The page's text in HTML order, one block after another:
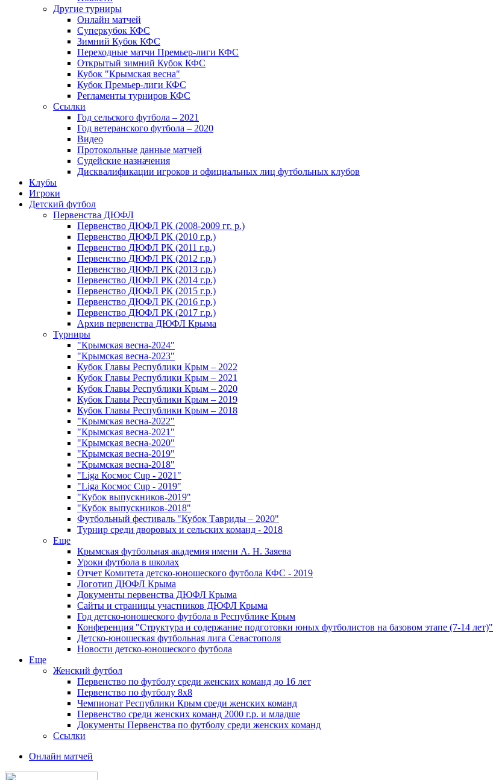
Другие турниры
Онлайн матчей
Суперкубок КФС
Зимний Кубок КФС
Переходные матчи Премьер-лиги КФС
Открытый зимний Кубок КФС
Кубок "Крымская весна"
Кубок Премьер-лиги КФС
Регламенты турниров КФС
Ссылки
Год сельского футбола – 2021
Год ветеранского футбола – 2020
Видео
Протокольные данные матчей
Судейские назначения
Дисквалификации игроков и официальных лиц футбольных клубов
Клубы
Игроки
Детский футбол
Первенства ДЮФЛ
Первенство ДЮФЛ РК (2008-2009 гг. р.)
Первенство ДЮФЛ РК (2010 г.р.)
Первенство ДЮФЛ РК (2011 г.р.)
Первенство ДЮФЛ РК (2012 г.р.)
Первенство ДЮФЛ РК (2013 г.р.)
Первенство ДЮФЛ РК (2014 г.р.)
Первенство ДЮФЛ РК (2015 г.р.)
Первенство ДЮФЛ РК (2016 г.р.)
Первенство ДЮФЛ РК (2017 г.р.)
Архив первенства ДЮФЛ Крыма
Турниры
"Крымская весна-2024"
"Крымская весна-2023"
Кубок Главы Республики Крым – 2022
Кубок Главы Республики Крым – 2021
Кубок Главы Республики Крым – 2020
Кубок Главы Республики Крым – 2019
Кубок Главы Республики Крым – 2018
"Крымская весна-2022"
"Крымская весна-2021"
"Крымская весна-2020"
"Крымская весна-2019"
"Крымская весна-2018"
"Liga Космос Cup - 2021"
"Liga Космос Cup - 2019"
"Кубок выпускников-2019"
"Кубок выпускников-2018"
Футбольный фестиваль "Кубок Тавриды – 2020"
Турнир среди дворовых и сельских команд - 2018
Еще
Крымская футбольная академия имени А. Н. Заяева
Уроки футбола в школах
Отчет Комитета детско-юношеского футбола КФС - 2019
Логотип ДЮФЛ Крыма
Документы первенства ДЮФЛ Крыма
Сайты и страницы участников ДЮФЛ Крыма
Год детско-юношеского футбола в Республике Крым
Конференция "Структура и содержание подготовки юных футболистов на базовом этапе (7-14 лет)"
Детско-юношеская футбольная лига Севастополя
Новости детско-юношеского футбола
Еще
Женский футбол
Первенство по футболу среди женских команд до 16 лет
Первенство по футболу 8х8
Чемпионат Республики Крым среди женских команд
Первенство среди женских команд 2000 г.р. и младше
Документы Первенства по футболу среди женских команд
Ссылки
Онлайн матчей